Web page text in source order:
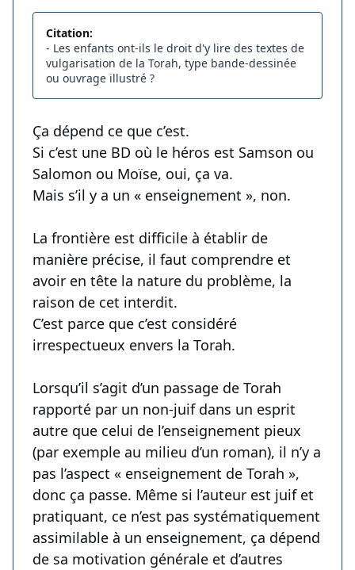
Citation:
- Les enfants ont-ils le droit d'y lire des textes de
vulgarisation de la Torah, type bande-dessinée
ou ouvrage illustré ?
Ça dépend ce que c’est.
Si c’est une BD où le héros est Samson ou
Salomon ou Moïse, oui, ça va.
Mais s’il y a un « enseignement », non.
La frontière est difficile à établir de
manière précise, il faut comprendre et
avoir en tête la nature du problème, la
raison de cet interdit.
C’est parce que c’est considéré
irrespectueux envers la Torah.
Lorsqu’il s’agit d’un passage de Torah
rapporté par un non-juif dans un esprit
autre que celui de l’enseignement pieux
(par exemple au milieu d’un roman), il n’y a
pas l’aspect « enseignement de Torah »,
donc ça passe. Même si l’auteur est juif et
pratiquant, ce n’est pas systématiquement
assimilable à un enseignement, ça dépend
de sa motivation générale et d’autres